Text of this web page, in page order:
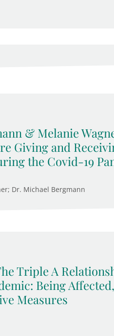
& Melanie
Giving and
the Covid-19
Dr. Michael Bergmann
Triple A
Being
Measures